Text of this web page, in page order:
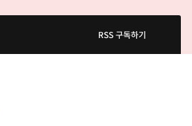
RSS 구독하기